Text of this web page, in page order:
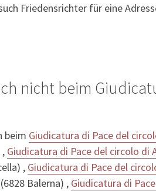
Friedensrichter für eine
nicht beim
beim Giudicatura di Pace del
Giudicatura di Pace del circolo di
, Giudicatura di Pace del
(6828 Balerna) , Giudicatura di